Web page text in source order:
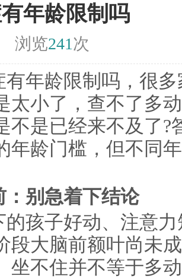
年龄限制吗
浏览241次
有年龄限制吗，很
太小了，查不了多
不是已经来不及了
年龄门槛，但不同
：别急着下结论
的孩子好动、注意
段大脑前额叶尚未
坐不住并不等于多